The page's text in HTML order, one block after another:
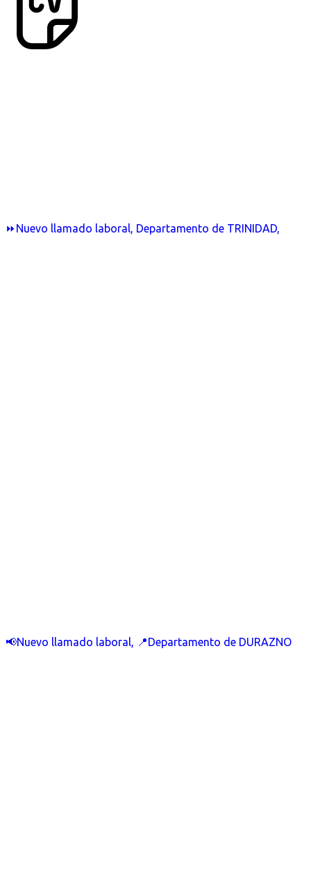
⏩Nuevo llamado laboral, Departamento de TRINIDAD,
📢Nuevo llamado laboral, 📍Departamento de DURAZNO